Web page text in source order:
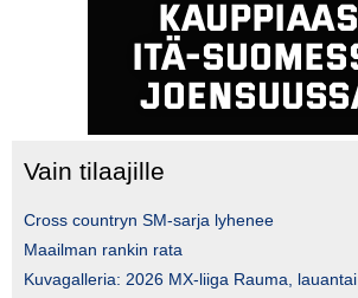
Vain tilaajille
Cross countryn SM-sarja lyhenee
Maailman rankin rata
Kuvagalleria: 2026 MX-liiga Rauma, lauantai